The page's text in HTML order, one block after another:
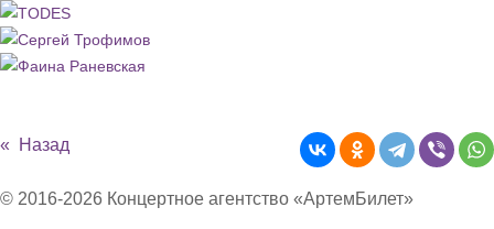
« Назад
© 2016-2026 Концертное агентство «АртемБилет»